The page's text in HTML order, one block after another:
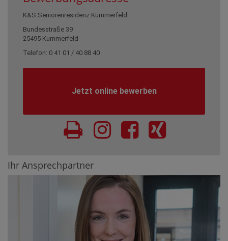
K&S Seniorenresidenz Kummerfeld
Bundesstraße 39
25495 Kummerfeld
Telefon: 0 41 01 / 40 88 40
Jetzt online bewerben
Ihr Ansprechpartner